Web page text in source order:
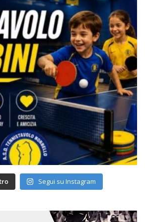
Segui su Instagram